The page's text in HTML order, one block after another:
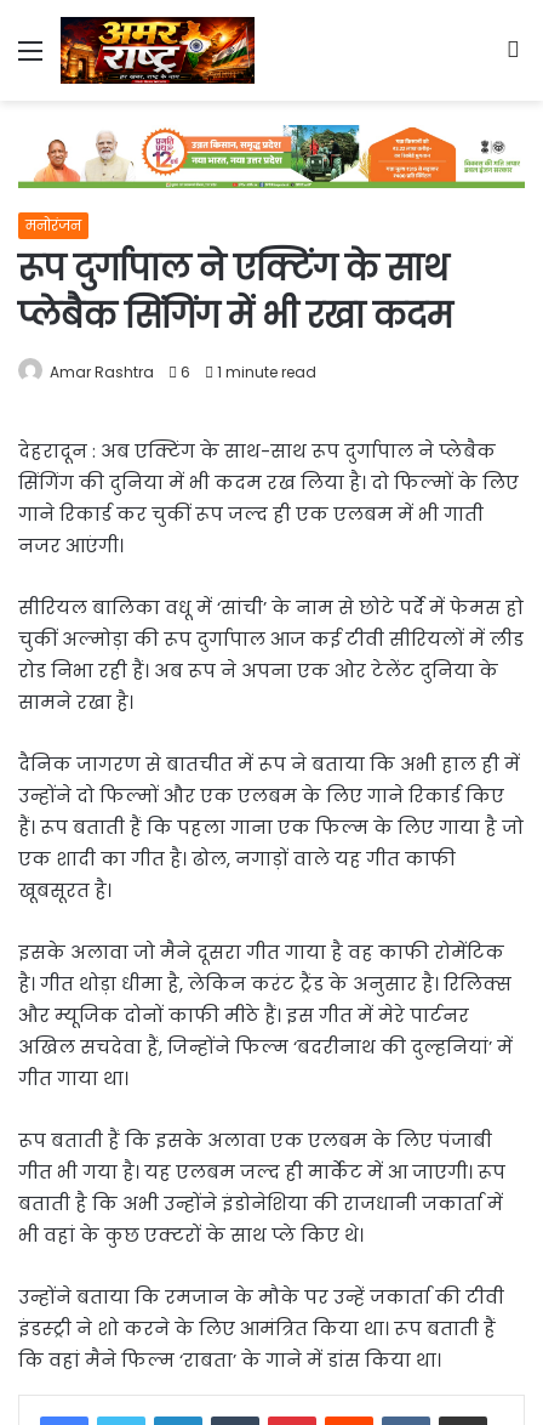
Menu
मनोरंजन
रूप दुर्गापाल ने एक्टिंग के साथ
प्लेबैक सिंगिंग में भी रखा कदम
Amar Rashtra 6 1 minute read
देहरादून : अब एक्टिंग के साथ-साथ रूप दुर्गापाल ने प्लेबैक
सिंगिंग की दुनिया में भी कदम रख लिया है। दो फिल्मों के लिए
गाने रिकार्ड कर चुकीं रूप जल्द ही एक एलबम में भी गाती
नजर आएंगी।
सीरियल बालिका वधू में ‘सांची’ के नाम से छोटे पर्दे में फेमस हो
चुकीं अल्मोड़ा की रूप दुर्गापाल आज कई टीवी सीरियलों में लीड
रोड निभा रही हैं। अब रूप ने अपना एक ओर टेलेंट दुनिया के
सामने रखा है।
दैनिक जागरण से बातचीत में रूप ने बताया कि अभी हाल ही में
उन्होंने दो फिल्मों और एक एलबम के लिए गाने रिकार्ड किए
हैं। रूप बताती हैं कि पहला गाना एक फिल्म के लिए गाया है जो
एक शादी का गीत है। ढोल, नगाड़ों वाले यह गीत काफी
खूबसूरत है।
इसके अलावा जो मैने दूसरा गीत गाया है वह काफी रोमेंटिक
है। गीत थोड़ा धीमा है, लेकिन करंट ट्रैंड के अनुसार है। रिलिक्स
और म्यूजिक दोनों काफी मीठे हैं। इस गीत में मेरे पार्टनर
अखिल सचदेवा हैं, जिन्होंने फिल्म ‘बदरीनाथ की दुल्हनियां’ में
गीत गाया था।
रूप बताती हैं कि इसके अलावा एक एलबम के लिए पंजाबी
गीत भी गया है। यह एलबम जल्द ही मार्केट में आ जाएगी। रूप
बताती है कि अभी उन्होंने इंडोनेशिया की राजधानी जकार्ता में
भी वहां के कुछ एक्टरों के साथ प्ले किए थे।
उन्होंने बताया कि रमजान के मौके पर उन्हें जकार्ता की टीवी
इंडस्ट्री ने शो करने के लिए आमंत्रित किया था। रूप बताती हैं
कि वहां मैने फिल्म ‘राबता’ के गाने में डांस किया था।
LinkedInTumblrPinterestReddit VKontakteShare via Email